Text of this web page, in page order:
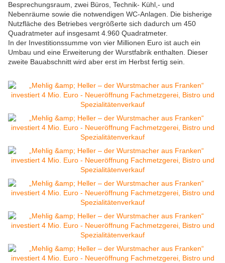
Besprechungsraum, zwei Büros, Technik- Kühl,- und
Nebenräume sowie die notwendigen WC-Anlagen. Die bisherige
Nutzfläche des Betriebes vergrößerte sich dadurch um 450
Quadratmeter auf insgesamt 4.960 Quadratmeter.
In der Investitionssumme von vier Millionen Euro ist auch ein
Umbau und eine Erweiterung der Wurstfabrik enthalten. Dieser
zweite Bauabschnitt wird aber erst im Herbst fertig sein.